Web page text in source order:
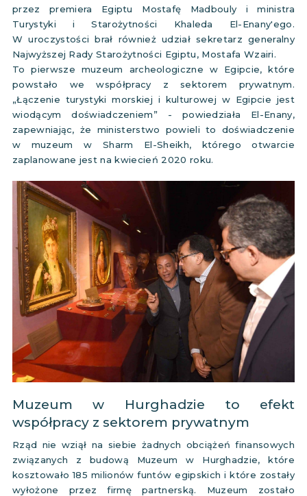
przez premiera Egiptu Mostafę Madbouly i ministra
Turystyki i Starożytności Khaleda El-Enany'ego.
W uroczystości brał również udział sekretarz generalny
Najwyższej Rady Starożytności Egiptu, Mostafa Wzairi.
To pierwsze muzeum archeologiczne w Egipcie, które
powstało we współpracy z sektorem prywatnym.
„Łączenie turystyki morskiej i kulturowej w Egipcie jest
wiodącym doświadczeniem” - powiedziała El-Enany,
zapewniając, że ministerstwo powieli to doświadczenie
w muzeum w Sharm El-Sheikh, którego otwarcie
zaplanowane jest na kwiecień 2020 roku.
Muzeum w Hurghadzie to efekt
współpracy z sektorem prywatnym
Rząd nie wziął na siebie żadnych obciążeń finansowych
związanych z budową Muzeum w Hurghadzie, które
kosztowało 185 milionów funtów egipskich i które zostały
wyłożone przez firmę partnerską. Muzeum zostało